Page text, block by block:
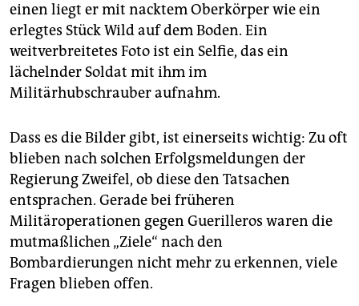
einen liegt er mit nacktem Oberkörper wie ein
erlegtes Stück Wild auf dem Boden. Ein
weitverbreitetes Foto ist ein Selfie, das ein
lächelnder Soldat mit ihm im
Militärhubschrauber aufnahm.
Dass es die Bilder gibt, ist einerseits wichtig: Zu oft
blieben nach solchen Erfolgsmeldungen der
Regierung Zweifel, ob diese den Tatsachen
entsprachen. Gerade bei früheren
Militäroperationen gegen Guerilleros waren die
mutmaßlichen „Ziele“ nach den
Bombardierungen nicht mehr zu erkennen, viele
Fragen blieben offen.